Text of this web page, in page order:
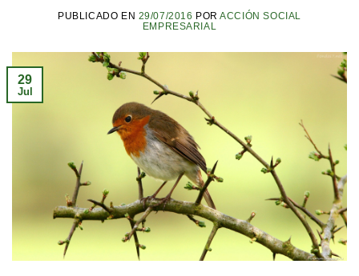
PUBLICADO EN 29/07/2016 PORACCIÓN SOCIAL
EMPRESARIAL
29
Jul